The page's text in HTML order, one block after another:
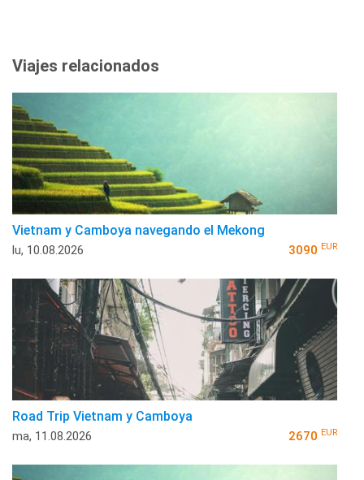
Viajes relacionados
Vietnam y Camboya navegando el Mekong
lu, 10.08.2026 3090 EUR
Road Trip Vietnam y Camboya
ma, 11.08.2026 2670 EUR